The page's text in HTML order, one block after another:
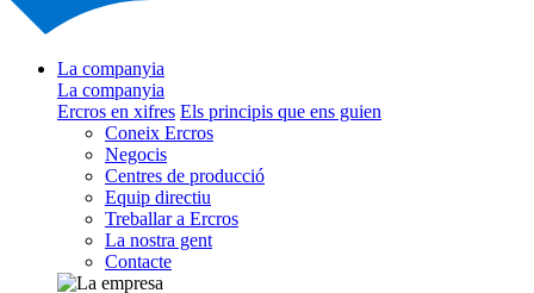
La companyia
La companyia
Ercros en xifres Els principis que ens guien
Coneix Ercros
Negocis
Centres de producció
Equip directiu
Treballar a Ercros
La nostra gent
Contacte